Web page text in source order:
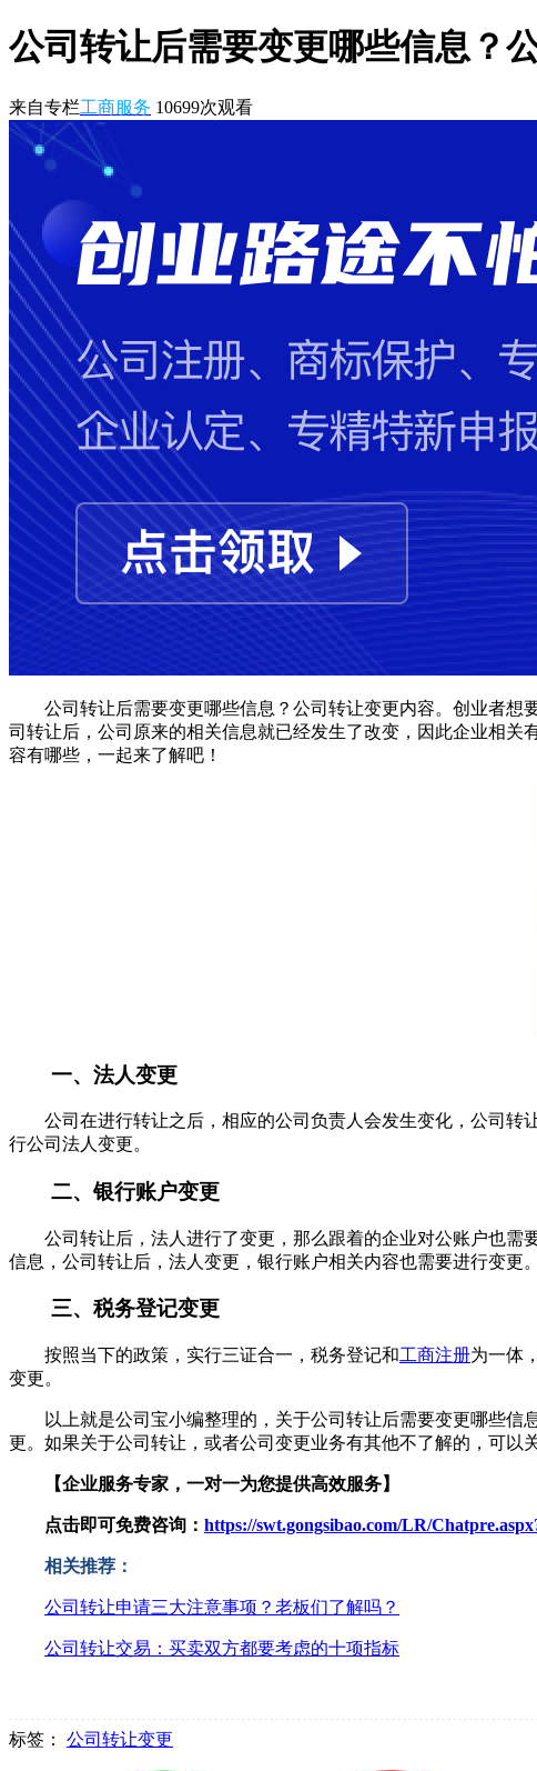
公司转让后需要变更哪些信息？
来自专栏工商服务 10699次观看
公司转让后需要变更哪些信息？公司转让变更内容。创业者想
司转让后，公司原来的相关信息就已经发生了改变，因此企业相关
容有哪些，一起来了解吧！
一、法人变更
公司在进行转让之后，相应的公司负责人会发生变化，公司转
行公司法人变更。
二、银行账户变更
公司转让后，法人进行了变更，那么跟着的企业对公账户也需
信息，公司转让后，法人变更，银行账户相关内容也需要进行变更。
三、税务登记变更
按照当下的政策，实行三证合一，税务登记和工商注册为一体
变更。
以上就是公司宝小编整理的，关于公司转让后需要变更哪些信
更。如果关于公司转让，或者公司变更业务有其他不了解的，可以
【企业服务专家，一对一为您提供高效服务】
点击即可免费咨询： https://swt.gongsibao.com/LR/
相关推荐：
公司转让申请三大注意事项？老板们了解吗？
公司转让交易：买卖双方都要考虑的十项指标
标签： 公司转让变更